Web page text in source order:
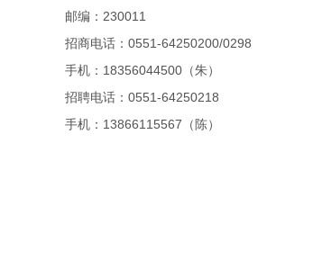
邮编：230011
招商电话：0551-64250200/0298
手机：18356044500（朱）
招聘电话：0551-64250218
手机：13866115567（陈）